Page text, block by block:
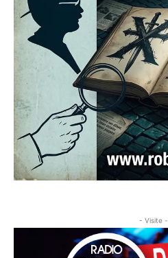
- Visite -